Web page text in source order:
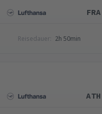
FRA
Reisedauer: 2h 50min
ATH